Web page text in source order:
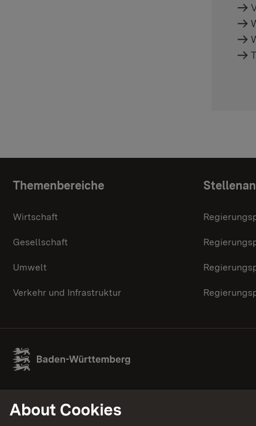
Topic overview
Themenbereiche
Wirtschaft
Gesellschaft
Umwelt
Verkehr und Infrastruktur
About Cookies